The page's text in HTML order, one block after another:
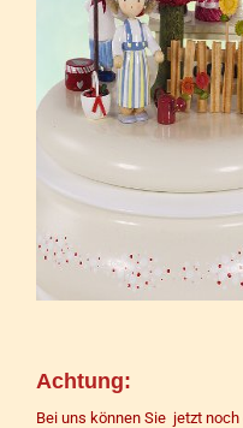
Achtung:
Bei uns können Sie jetzt